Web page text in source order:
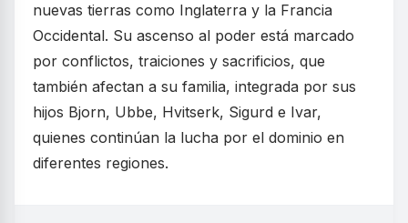
nuevas tierras como Inglaterra y la Francia
Occidental. Su ascenso al poder está marcado
por conflictos, traiciones y sacrificios, que
también afectan a su familia, integrada por sus
hijos Bjorn, Ubbe, Hvitserk, Sigurd e Ivar,
quienes continúan la lucha por el dominio en
diferentes regiones.